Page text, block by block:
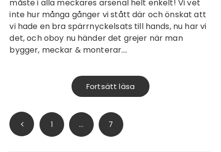
måste i alla meckares arsenal helt enkelt! Vi vet
inte hur många gånger vi stått där och önskat att
vi hade en bra spärrnyckelsats till hands, nu har vi
det, och oboy nu händer det grejer när man
bygger, meckar & monterar.…
Fortsätt läsa
Sidnumrering för inlägg
1 … 7